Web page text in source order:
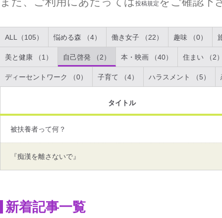
投稿規定
ALL（105） 悩める森 （4） 働き女子 （22） 趣味 （0）
美と健康 （1） 自己啓発 （2） 本・映画 （40） 住まい （2
ディーセントワーク （0） 子育て （4） ハラスメント （5）
タイトル
被扶養者って何？
『痴漢を離さないで』
新着記事一覧